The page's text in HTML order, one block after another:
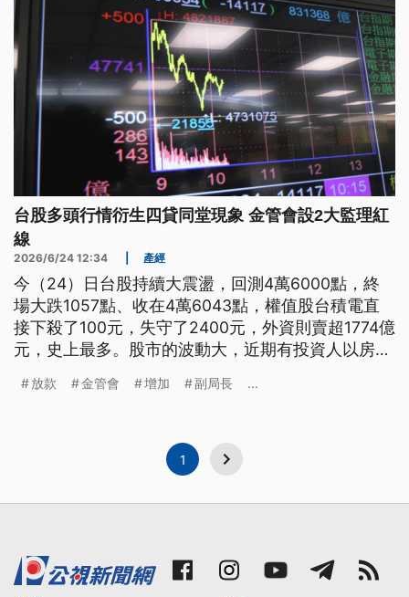
台股多頭行情衍生四貸同堂現象 金管會設2大監理紅
線
2026/6/24 12:34 產經
今（24）日台股持續大震盪，回測4萬6000點，終
場大跌1057點、收在4萬6043點，權值股台積電直
接下殺了100元，失守了2400元，外資則賣超1774億
元，史上最多。股市的波動大，近期有投資人以房
會表示，已經設下業務成長異常和風險指標顯著變化
放款 金管會 增加 副局長 ...
1